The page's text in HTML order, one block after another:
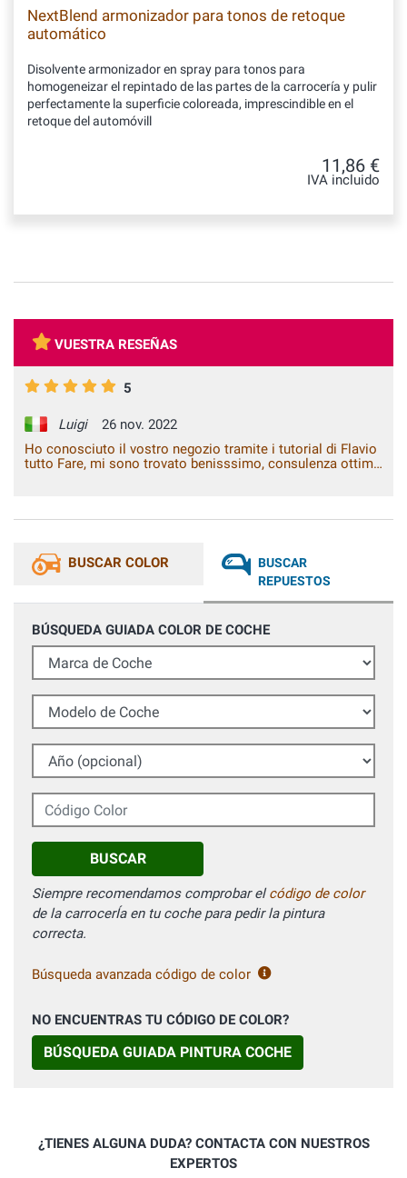
NextBlend armonizador para tonos de retoque
automático
Disolvente armonizador en spray para tonos para
homogeneizar el repintado de las partes de la carrocería y pulir
perfectamente la superficie coloreada, imprescindible en el
retoque del automóvill
11,86 €
IVA incluido
VUESTRA RESEÑAS
5
Luigi
26 nov. 2022
Ho conosciuto il vostro negozio tramite i tutorial di Flavio
tutto Fare, mi sono trovato benisssimo, consulenza ottima
BUSCAR COLOR
BUSCAR
REPUESTOS
BÚSQUEDA GUIADA COLOR DE COCHE
Marca de Coche
Modelo de Coche
Año (opcional)
Código Color
BUSCAR
Siempre recomendamos comprobar elcódigo de color
de la carrocerÍa en tu coche para pedir la pintura
correcta.
Búsqueda avanzada código de color
NO ENCUENTRAS TU CÓDIGO DE COLOR?
BÚSQUEDA GUIADA PINTURA COCHE
¿TIENES ALGUNA DUDA? CONTACTA CON NUESTROS
EXPERTOS